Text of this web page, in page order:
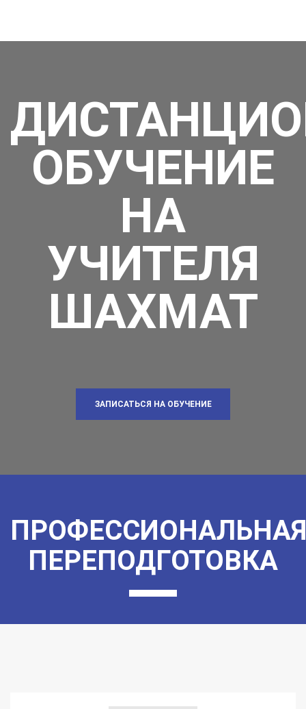
LEARN MORE
ОБУЧЕНИЕ
НА
УЧИТЕЛЯ
ШАХМАТ
ЗАПИСАТЬСЯ НА ОБУЧЕНИЕ
ПРОФЕССИОНАЛЬНАЯ
ПЕРЕПОДГОТОВКА